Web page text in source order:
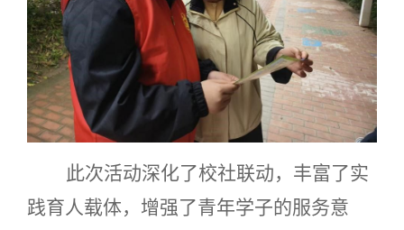
此次活动深化了校社联动，丰富了实
践育人载体，增强了青年学子的服务意